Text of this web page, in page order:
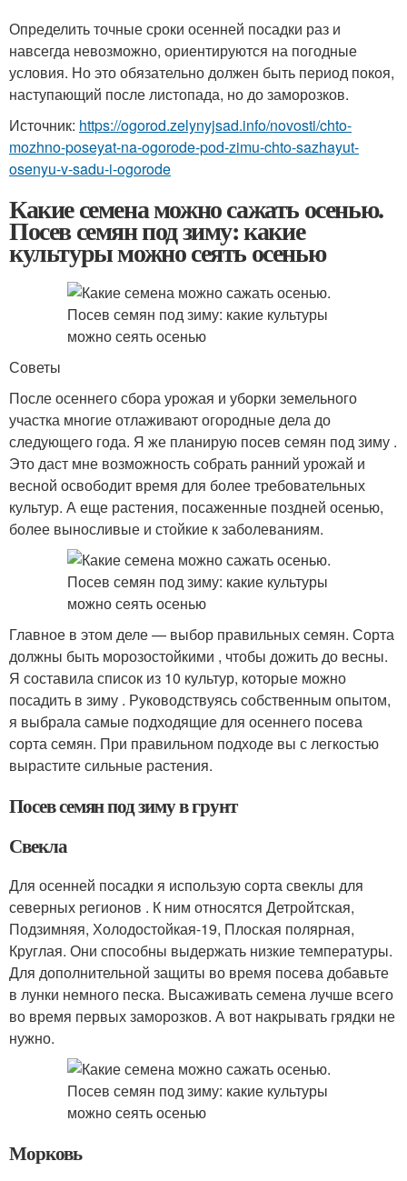
Определить точные сроки осенней посадки раз и
навсегда невозможно, ориентируются на погодные
условия. Но это обязательно должен быть период покоя,
наступающий после листопада, но до заморозков.
Источник: https://ogorod.zelynyjsad.info/novosti/chto-
mozhno-poseyat-na-ogorode-pod-zimu-chto-sazhayut-
osenyu-v-sadu-i-ogorode
Какие семена можно сажать осенью.
Посев семян под зиму: какие
культуры можно сеять осенью
Советы
После осеннего сбора урожая и уборки земельного
участка многие отлаживают огородные дела до
следующего года. Я же планирую посев семян под зиму .
Это даст мне возможность собрать ранний урожай и
весной освободит время для более требовательных
культур. А еще растения, посаженные поздней осенью,
более выносливые и стойкие к заболеваниям.
Главное в этом деле — выбор правильных семян. Сорта
должны быть морозостойкими , чтобы дожить до весны.
Я составила список из 10 культур, которые можно
посадить в зиму . Руководствуясь собственным опытом,
я выбрала самые подходящие для осеннего посева
сорта семян. При правильном подходе вы с легкостью
вырастите сильные растения.
Посев семян под зиму в грунт
Свекла
Для осенней посадки я использую сорта свеклы для
северных регионов . К ним относятся Детройтская,
Подзимняя, Холодостойкая-19, Плоская полярная,
Круглая. Они способны выдержать низкие температуры.
Для дополнительной защиты во время посева добавьте
в лунки немного песка. Высаживать семена лучше всего
во время первых заморозков. А вот накрывать грядки не
нужно.
Морковь